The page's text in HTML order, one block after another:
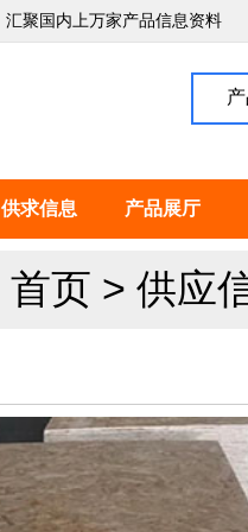
汇聚国内上万家产品信息资料
供求信息 产品展厅
首页 > 供应